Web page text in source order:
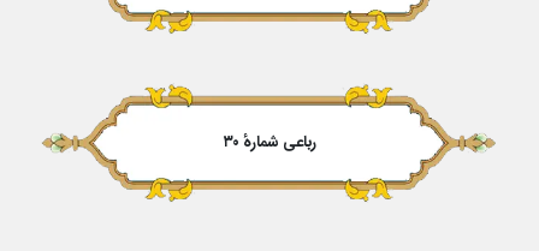
رباعی شمارهٔ ۳۰